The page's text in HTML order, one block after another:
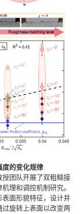
度的变化规律
团队开展了双粗糙接
理和调控机制研究。
面形貌特征，设计并
旋转上表面以改变两